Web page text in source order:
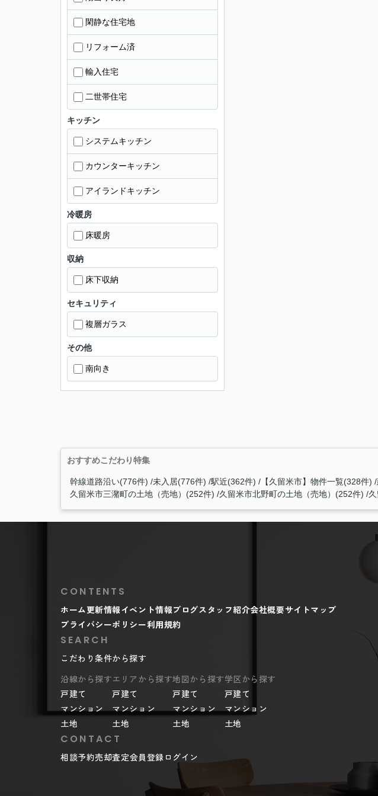
閑静な住宅地
リフォーム済
輸入住宅
二世帯住宅
キッチン
システムキッチン
カウンターキッチン
アイランドキッチン
冷暖房
床暖房
収納
床下収納
セキュリティ
複層ガラス
その他
南向き
おすすめこだわり特集
幹線道路沿い(776件) 未入居(776件) 駅近(362件) 【久留米市】物件一覧(328件)
久留米市三潴町の土地（売地）(252件)
久留米市北野町の土地（売地）(252件)
CONTENTS
ホーム更新情報イベント情報ブログスタッフ紹介会社概要サイトマップ
プライバシーポリシー利用規約
SEARCH
こだわり条件から探す
沿線から探す
戸建て
マンション
土地
エリアから探す
戸建て
マンション
土地
地図から探す
戸建て
マンション
土地
学区から探す
戸建て
マンション
土地
CONTACT
相談予約売却査定会員登録 ログイン